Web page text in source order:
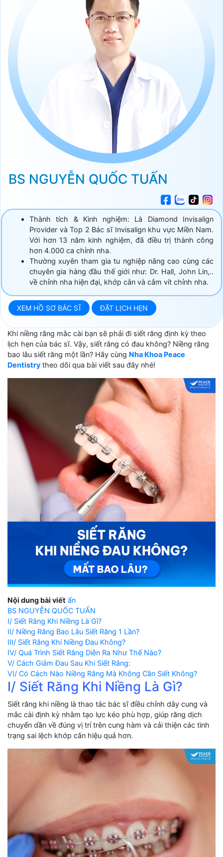
BS NGUYỄN QUỐC TUẤN
Thành tích & Kinh nghiệm: Là Diamond Invisalign
Provider và Top 2 Bác sĩ Invisalign khu vực Miền Nam.
Với hơn 13 năm kinh nghiệm, đã điều trị thành công
hơn 4.000 ca chỉnh nha.
Thường xuyên tham gia tu nghiệp nâng cao cùng các
chuyên gia hàng đầu thế giới như: Dr. Hall, John Lin,..
về chỉnh nha hiện đại, khớp cắn và cắm vít chỉnh nha.
XEM HỒ SƠ BÁC SĨ ĐẶT LỊCH HẸN
Khi niềng răng mắc cài bạn sẽ phải đi siết răng định kỳ theo
lịch hẹn của bác sĩ. Vậy, siết răng có đau không? Niềng răng
bao lâu siết răng một lần? Hãy cùng Nha Khoa Peace
Dentistry theo dõi qua bài viết sau đây nhé!
Nội dung bài viết ẩn
BS NGUYỄN QUỐC TUẤN
I/ Siết Răng Khi Niềng Là Gì?
II/ Niềng Răng Bao Lâu Siết Răng 1 Lần?
III/ Siết Răng Khi Niềng Đau Không?
IV/ Quá Trình Siết Răng Diễn Ra Như Thế Nào?
V/ Cách Giảm Đau Sau Khi Siết Răng:
VI/ Có Cách Nào Niềng Răng Mà Không Cần Siết Không?
I/ Siết Răng Khi Niềng Là Gì?
Siết răng khi niềng là thao tác bác sĩ điều chỉnh dây cung và
mắc cài định kỳ nhằm tạo lực kéo phù hợp, giúp răng dịch
chuyển dần về đúng vị trí trên cung hàm và cải thiện các tình
trạng sai lệch khớp cắn hiệu quả hơn.